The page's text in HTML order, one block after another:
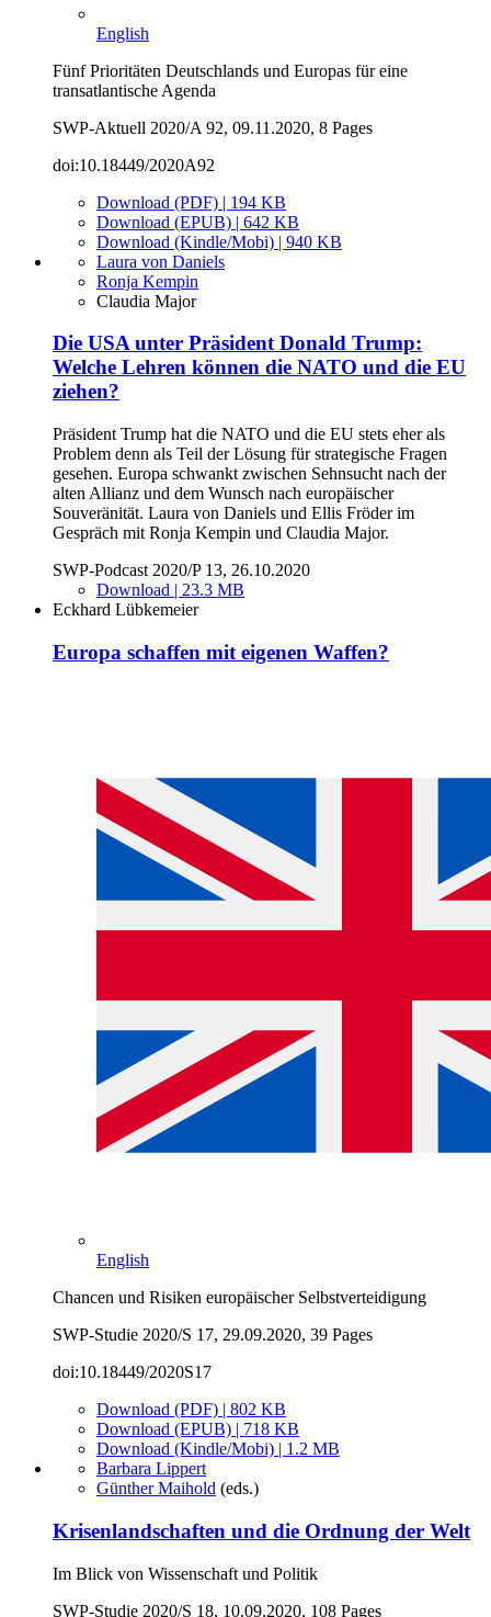
English
Fünf Prioritäten Deutschlands und Europas für eine
transatlantische Agenda
SWP-Aktuell 2020/A 92, 09.11.2020, 8 Pages
doi:10.18449/2020A92
Download (PDF) | 194 KB
Download (EPUB) | 642 KB
Download (Kindle/Mobi) | 940 KB
Laura von Daniels
Ronja Kempin
Claudia Major
Die USA unter Präsident Donald Trump:
Welche Lehren können die NATO und die EU
ziehen?
Präsident Trump hat die NATO und die EU stets eher als
Problem denn als Teil der Lösung für strategische Fragen
gesehen. Europa schwankt zwischen Sehnsucht nach der
alten Allianz und dem Wunsch nach europäischer
Souveränität. Laura von Daniels und Ellis Fröder im
Gespräch mit Ronja Kempin und Claudia Major.
SWP-Podcast 2020/P 13, 26.10.2020
Download | 23.3 MB
Eckhard Lübkemeier
Europa schaffen mit eigenen Waffen?
English
Chancen und Risiken europäischer Selbstverteidigung
SWP-Studie 2020/S 17, 29.09.2020, 39 Pages
doi:10.18449/2020S17
Download (PDF) | 802 KB
Download (EPUB) | 718 KB
Download (Kindle/Mobi) | 1.2 MB
Barbara Lippert
Günther Maihold (eds.)
Krisenlandschaften und die Ordnung der Welt
Im Blick von Wissenschaft und Politik
SWP-Studie 2020/S 18, 10.09.2020, 108 Pages